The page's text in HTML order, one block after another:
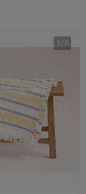
1 / 5